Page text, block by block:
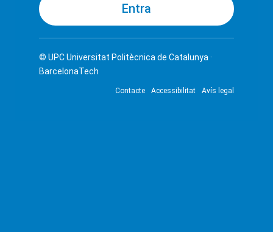
© UPCUniversitat Politècnica de Catalunya ·
BarcelonaTech
Contacte Accessibilitat Avís legal